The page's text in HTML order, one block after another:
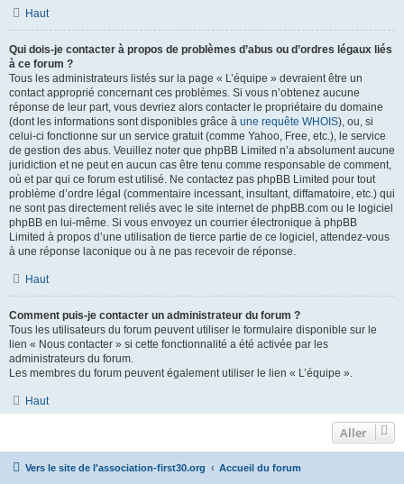
Haut
Qui dois-je contacter à propos de problèmes d’abus ou d’ordres légaux liés
à ce forum ?
Tous les administrateurs listés sur la page « L’équipe » devraient être un
contact approprié concernant ces problèmes. Si vous n’obtenez aucune
réponse de leur part, vous devriez alors contacter le propriétaire du domaine
(dont les informations sont disponibles grâce à une requête WHOIS), ou, si
celui-ci fonctionne sur un service gratuit (comme Yahoo, Free, etc.), le service
de gestion des abus. Veuillez noter que phpBB Limited n’a absolument aucune
juridiction et ne peut en aucun cas être tenu comme responsable de comment,
où et par qui ce forum est utilisé. Ne contactez pas phpBB Limited pour tout
problème d’ordre légal (commentaire incessant, insultant, diffamatoire, etc.) qui
ne sont pas directement reliés avec le site internet de phpBB.com ou le logiciel
phpBB en lui-même. Si vous envoyez un courrier électronique à phpBB
Limited à propos d’une utilisation de tierce partie de ce logiciel, attendez-vous
à une réponse laconique ou à ne pas recevoir de réponse.
Haut
Comment puis-je contacter un administrateur du forum ?
Tous les utilisateurs du forum peuvent utiliser le formulaire disponible sur le
lien « Nous contacter » si cette fonctionnalité a été activée par les
administrateurs du forum.
Les membres du forum peuvent également utiliser le lien « L’équipe ».
Haut
Aller
Vers le site de l'association-first30.org Accueil du forum